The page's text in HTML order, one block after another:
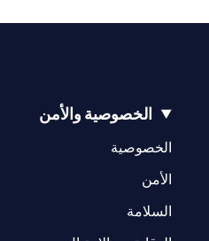
الخصوصية والأمن
الخصوصية
الأمن
السلامة